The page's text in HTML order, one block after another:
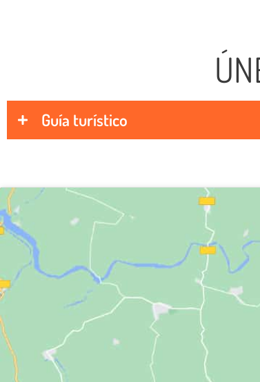
Guía turístico